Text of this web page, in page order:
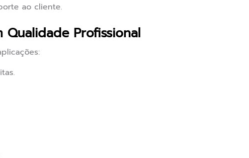
ao cliente.
Qualidade Profissional